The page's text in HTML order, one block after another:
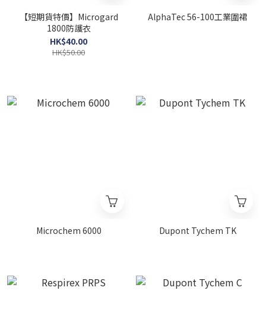
【短期貨特價】Microgard
1800防護衣
HK$40.00
HK$50.00
AlphaTec 56-100工業圍裙
Microchem 6000 Dupont Tychem TK